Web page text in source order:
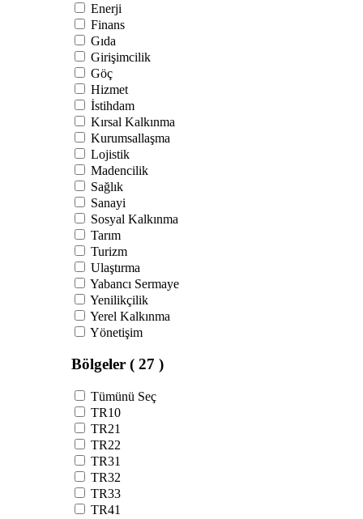
Enerji
Finans
Gıda
Girişimcilik
Göç
Hizmet
İstihdam
Kırsal Kalkınma
Kurumsallaşma
Lojistik
Madencilik
Sağlık
Sanayi
Sosyal Kalkınma
Tarım
Turizm
Ulaştırma
Yabancı Sermaye
Yenilikçilik
Yerel Kalkınma
Yönetişim
Bölgeler ( 27 )
Tümünü Seç
TR10
TR21
TR22
TR31
TR32
TR33
TR41